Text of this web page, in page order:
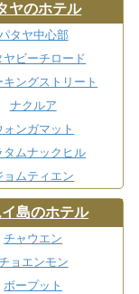
ヤのホテル
タヤ中心部
ヤビーチロード
キングストリート
ナクルア
ォンガマット
タムナックヒル
ョムティエン
島のホテル
チャウエン
ョエンモン
ボープット